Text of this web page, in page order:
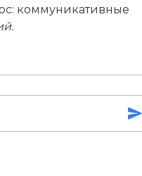
коммуникативные